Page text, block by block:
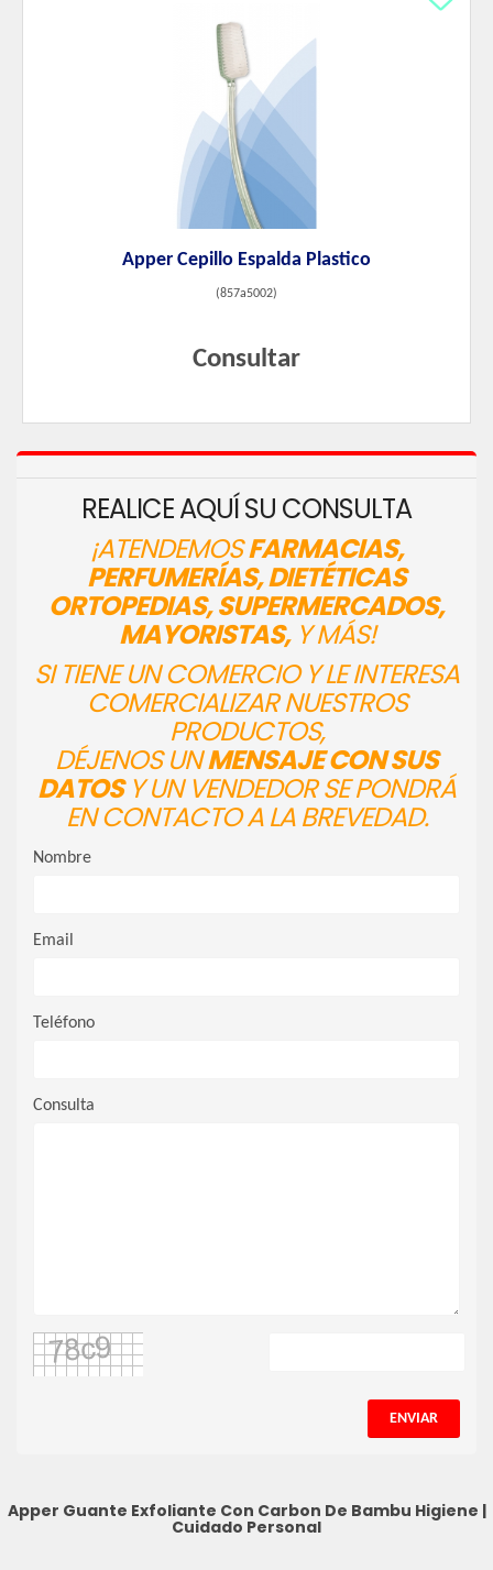
Apper Cepillo Espalda Plastico
(857a5002)
Consultar
REALICE AQUÍ SU CONSULTA
¡ATENDEMOSFARMACIAS,
PERFUMERÍAS, DIETÉTICAS
ORTOPEDIAS, SUPERMERCADOS,
MAYORISTAS,Y MÁS!
SI TIENE UN COMERCIO Y LE INTERESA
COMERCIALIZAR NUESTROS
PRODUCTOS,
DÉJENOS UNMENSAJE CON SUS
DATOSY UN VENDEDOR SE PONDRÁ
EN CONTACTO A LA BREVEDAD.
Nombre
Email
Teléfono
Consulta
ENVIAR
Apper Guante Exfoliante Con Carbon De Bambu Higiene |
Cuidado Personal